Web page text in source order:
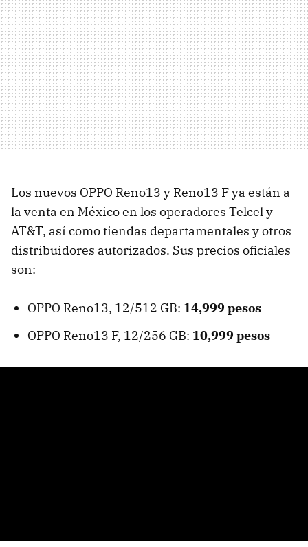
Los nuevos OPPO Reno13 y Reno13 F ya están a
la venta en México en los operadores Telcel y
AT&T, así como tiendas departamentales y otros
distribuidores autorizados. Sus precios oficiales
son:
OPPO Reno13, 12/512 GB: 14,999 pesos
OPPO Reno13 F, 12/256 GB: 10,999 pesos